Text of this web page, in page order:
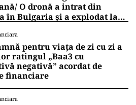
O dronă a intrat din
în Bulgaria şi a explodat la
pentru viața de zi cu zi a
ratingul „Baa3 cu
negativă” acordat de
financiare